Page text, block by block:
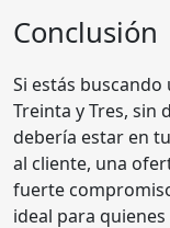
Conclusión
Si estás
Treinta y Tres, sin
debería estar en
al cliente, una
fuerte
ideal para